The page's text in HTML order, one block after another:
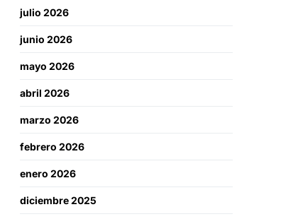
julio 2026
junio 2026
mayo 2026
abril 2026
marzo 2026
febrero 2026
enero 2026
diciembre 2025